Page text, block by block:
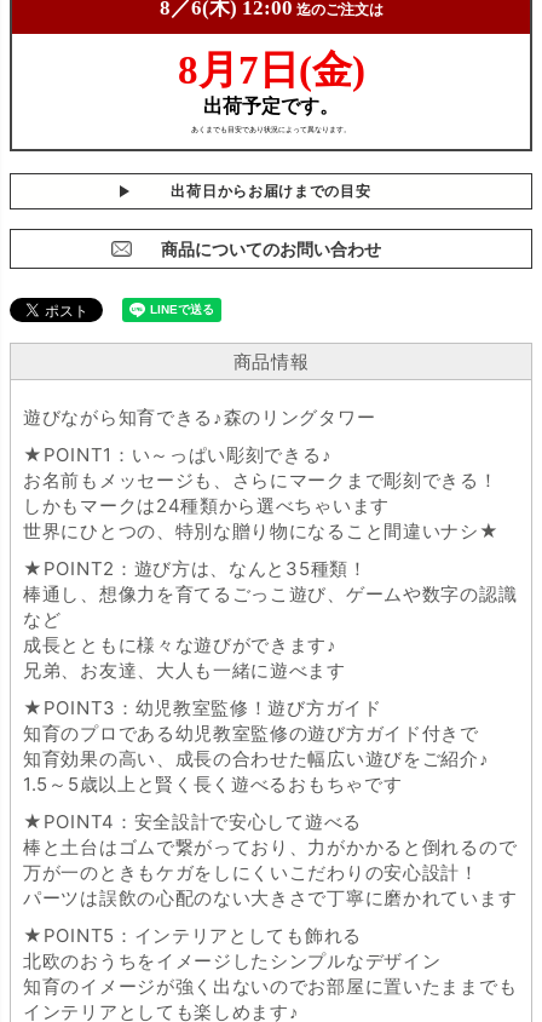
出荷日からお届けまでの目安
商品についてのお問い合わせ
商品情報
遊びながら知育できる♪森のリングタワー
★POINT1：い～っぱい彫刻できる♪
お名前もメッセージも、さらにマークまで彫刻できる！
しかもマークは24種類から選べちゃいます
世界にひとつの、特別な贈り物になること間違いナシ★
★POINT2：遊び方は、なんと35種類！
棒通し、想像力を育てるごっこ遊び、ゲームや数字の認識
など
成長とともに様々な遊びができます♪
兄弟、お友達、大人も一緒に遊べます
★POINT3：幼児教室監修！遊び方ガイド
知育のプロである幼児教室監修の遊び方ガイド付きで
知育効果の高い、成長の合わせた幅広い遊びをご紹介♪
1.5～5歳以上と賢く長く遊べるおもちゃです
★POINT4：安全設計で安心して遊べる
棒と土台はゴムで繋がっており、力がかかると倒れるので
万が一のときもケガをしにくいこだわりの安心設計！
パーツは誤飲の心配のない大きさで丁寧に磨かれています
★POINT5：インテリアとしても飾れる
北欧のおうちをイメージしたシンプルなデザイン
知育のイメージが強く出ないのでお部屋に置いたままでも
インテリアとしても楽しめます♪